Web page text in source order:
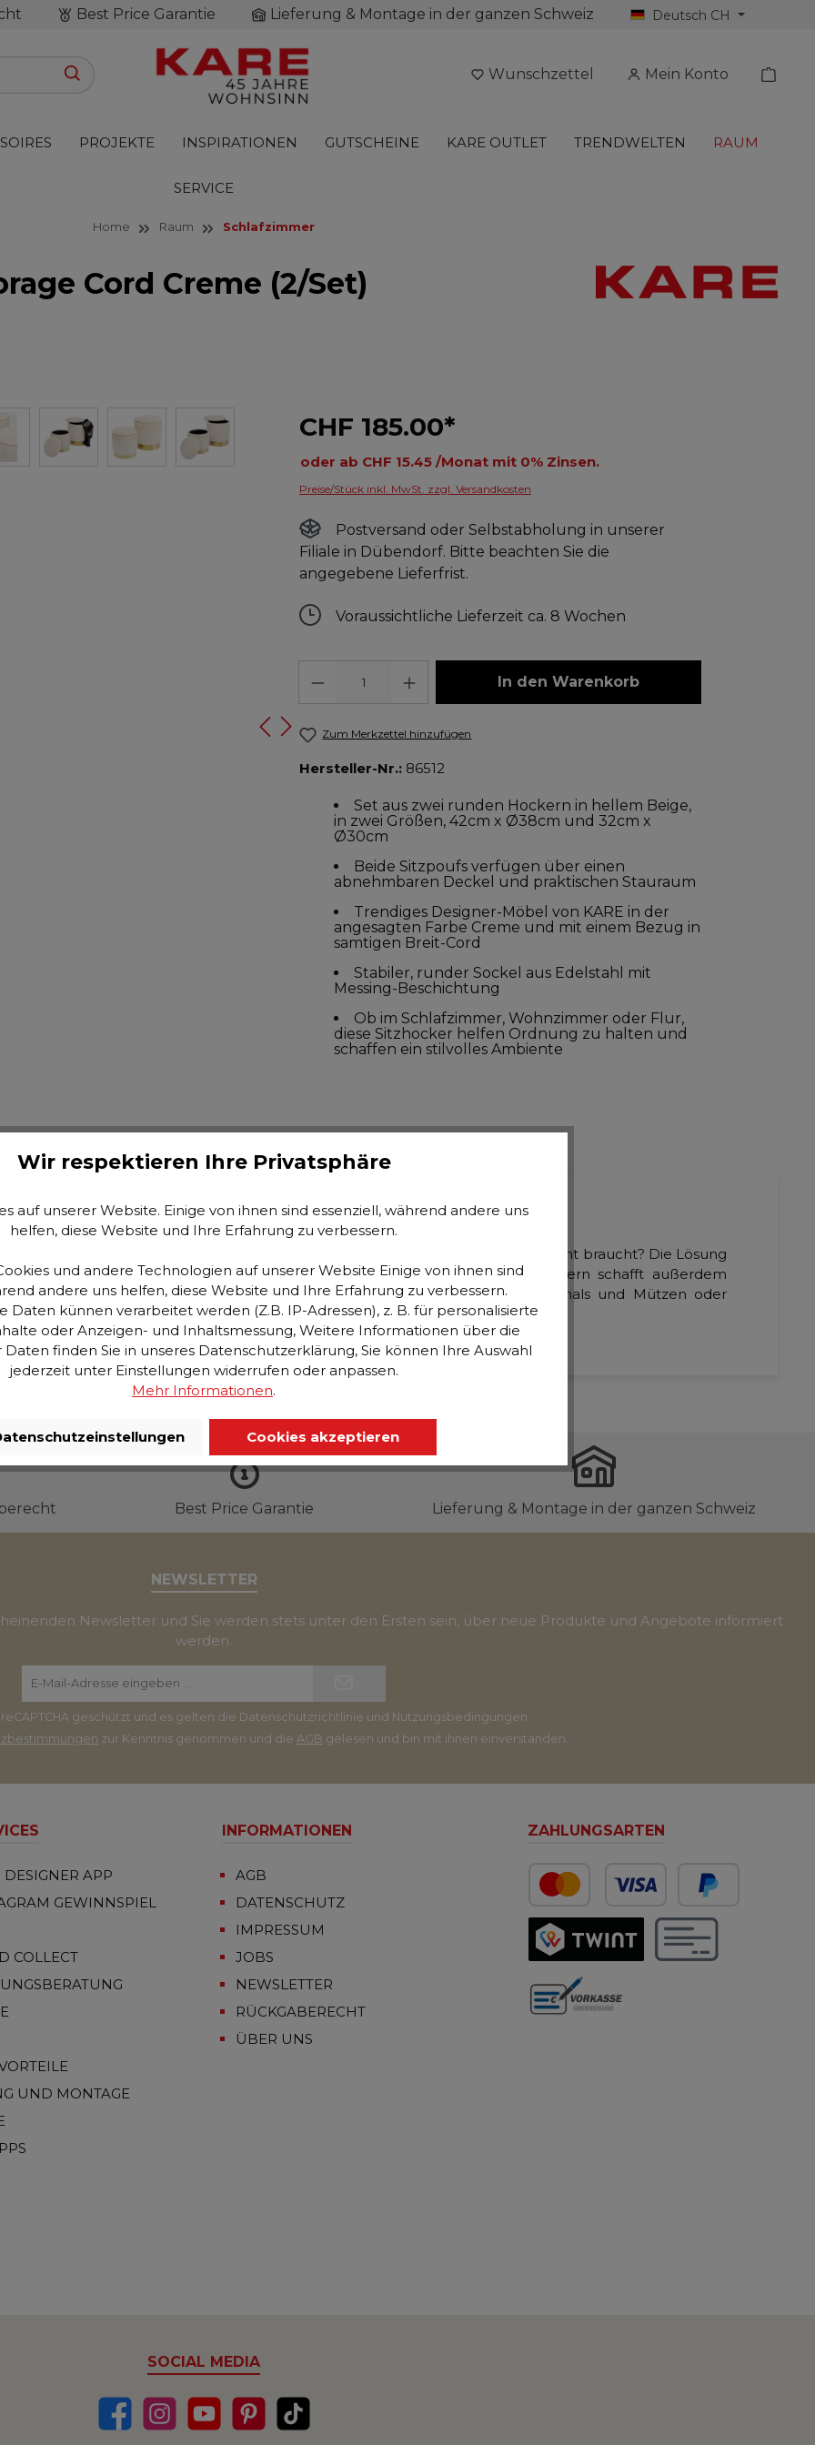
Best Price Garantie Lieferung & Montage in der ganzen Schweiz Deutsch CH
Wunschzettel Mein Konto
PROJEKTE INSPIRATIONEN GUTSCHEINE KARE OUTLET TRENDWELTEN RAUM
SERVICE
Home Raum Schlafzimmer
Cord Creme (2/Set)
CHF 185.00*
oder ab CHF 15.45 /Monat mit 0% Zinsen.
Preise/Stück inkl. MwSt. zzgl. Versandkosten
Postversand oder Selbstabholung in unserer
Filiale in Dübendorf. Bitte beachten Sie die
angegebene Lieferfrist.
Voraussichtliche Lieferzeit ca. 8 Wochen
In den Warenkorb
Zum Merkzettel hinzufügen
Hersteller-Nr.: 86512
Set aus zwei runden Hockern in hellem Beige,
in zwei Größen, 42cm x Ø38cm und 32cm x
Ø30cm
Beide Sitzpoufs verfügen über einen
abnehmbaren Deckel und praktischen Stauraum
Trendiges Designer-Möbel von KARE in der
angesagten Farbe Creme und mit einem Bezug in
samtigen Breit-Cord
Stabiler, runder Sockel aus Edelstahl mit
Messing-Beschichtung
Ob im Schlafzimmer, Wohnzimmer oder Flur,
diese Sitzhocker helfen Ordnung zu halten und
schaffen ein stilvolles Ambiente
Technische Daten Massangaben Video Bewertungen
Cord Creme (2/Set)
und der kuscheligen Wolldecke für das Sofa, wenn man diese Utensilien nicht braucht? Die Lösung
zusätzlich jeden Raum schmückt. Das Set aus 2 samtigen Fußhockern schafft außerdem
kommen. Das Hocker-Set ist eine wunderbare Lösung, um Wäsche, Schals und Mützen oder
räumen.
Best Price Garantie Lieferung & Montage in der ganzen Schweiz
NEWSLETTER
Newsletter und Sie werden stets unter den Ersten sein, über neue Produkte und Angebote informiert
werden.
Mail-
Adresse*
geschützt und es gelten die Datenschutzrichtlinie und Nutzungsbedingungen
zur Kenntnis genommen und die AGB gelesen und bin mit ihnen einverstanden.
APP
GEWINNSPIEL
COLLECT
UND MONTAGE
INFORMATIONEN
AGB
DATENSCHUTZ
IMPRESSUM
JOBS
NEWSLETTER
RÜCKGABERECHT
ÜBER UNS
ZAHLUNGSARTEN
SOCIAL MEDIA
Wir respektieren Ihre Privatsphäre
auf unserer Website. Einige von ihnen sind essenziell, während andere uns
helfen, diese Website und Ihre Erfahrung zu verbessern.
und andere Technologien auf unserer Website Einige von ihnen sind
andere uns helfen, diese Website und Ihre Erfahrung zu verbessern.
Daten künnen verarbeitet werden (Z.B. IP-Adressen), z. B. für personalisierte
oder Anzeigen- und Inhaltsmessung, Weitere Informationen über die
finden Sie in unseres Datenschutzerklärung, Sie können Ihre Auswahl
jederzeit unter Einstellungen widerrufen oder anpassen.
Mehr Informationen.
Cookies akzeptieren